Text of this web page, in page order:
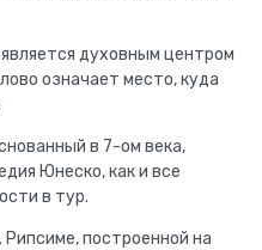
духовным центром
означает место, куда
в 7-ом века,
Юнеско, как и все
в тур.
построенной на